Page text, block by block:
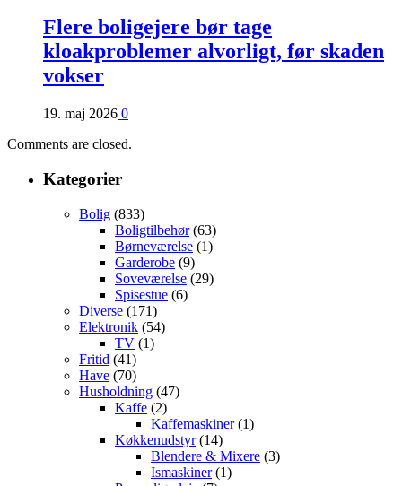
Flere boligejere bør tage
kloakproblemer alvorligt, før skaden
vokser
19. maj 2026 0
Comments are closed.
Kategorier
Bolig (833)
Boligtilbehør(63)
Børneværelse (1)
Garderobe (9)
Soveværelse (29)
Spisestue (6)
Diverse (171)
Elektronik (54)
TV (1)
Fritid (41)
Have (70)
Husholdning (47)
Kaffe (2)
Kaffemaskiner(1)
Køkkenudstyr(14)
Blendere & Mixere (3)
Ismaskiner(1)